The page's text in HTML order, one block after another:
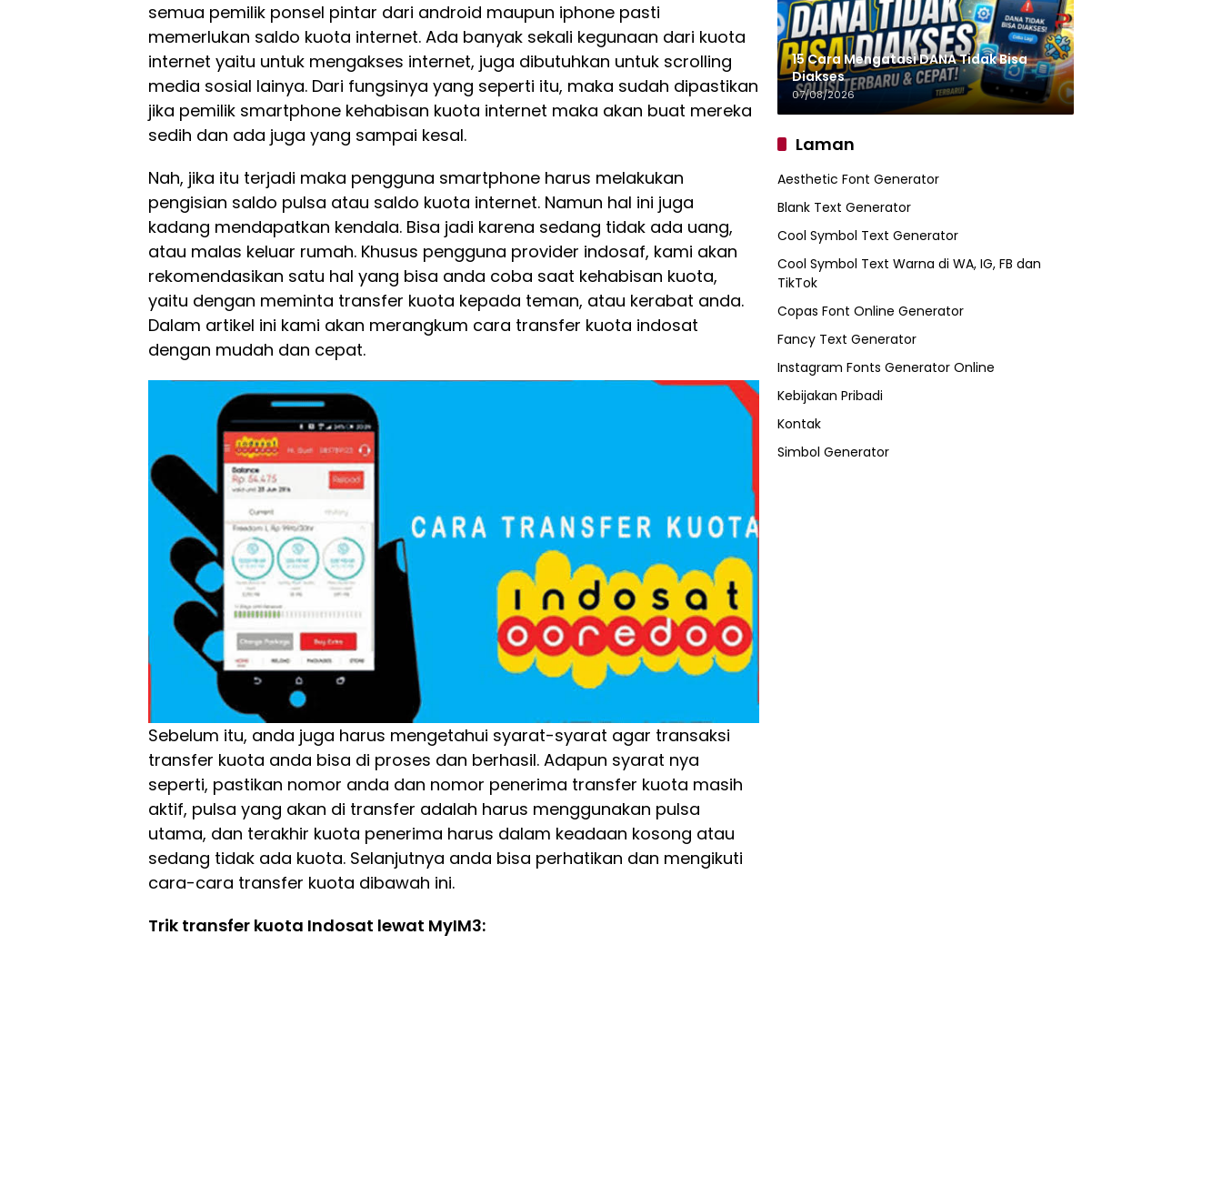
semua pemilik ponsel pintar dari android maupun iphone pasti
memerlukan saldo kuota internet. Ada banyak sekali kegunaan dari kuota
internet yaitu untuk mengakses internet, juga dibutuhkan untuk scrolling
media sosial lainya. Dari fungsinya yang seperti itu, maka sudah dipastikan
jika pemilik smartphone kehabisan kuota internet maka akan buat mereka
sedih dan ada juga yang sampai kesal.
Nah, jika itu terjadi maka pengguna smartphone harus melakukan
pengisian saldo pulsa atau saldo kuota internet. Namun hal ini juga
kadang mendapatkan kendala. Bisa jadi karena sedang tidak ada uang,
atau malas keluar rumah. Khusus pengguna provider indosaf, kami akan
rekomendasikan satu hal yang bisa anda coba saat kehabisan kuota,
yaitu dengan meminta transfer kuota kepada teman, atau kerabat anda.
Dalam artikel ini kami akan merangkum cara transfer kuota indosat
dengan mudah dan cepat.
Sebelum itu, anda juga harus mengetahui syarat-syarat agar transaksi
transfer kuota anda bisa di proses dan berhasil. Adapun syarat nya
seperti, pastikan nomor anda dan nomor penerima transfer kuota masih
aktif, pulsa yang akan di transfer adalah harus menggunakan pulsa
utama, dan terakhir kuota penerima harus dalam keadaan kosong atau
sedang tidak ada kuota. Selanjutnya anda bisa perhatikan dan mengikuti
cara-cara transfer kuota dibawah ini.
Trik transfer kuota Indosat lewat MyIM3:
15 Cara Mengatasi DANA Tidak Bisa
Diakses
07/08/2026
Laman
Aesthetic Font Generator
Blank Text Generator
Cool Symbol Text Generator
Cool Symbol Text Warna di WA, IG, FB dan
TikTok
Copas Font Online Generator
Fancy Text Generator
Instagram Fonts Generator Online
Kebijakan Pribadi
Kontak
Simbol Generator